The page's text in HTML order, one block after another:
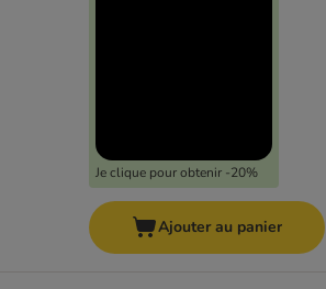
Je clique pour obtenir -20%
Ajouter au panier